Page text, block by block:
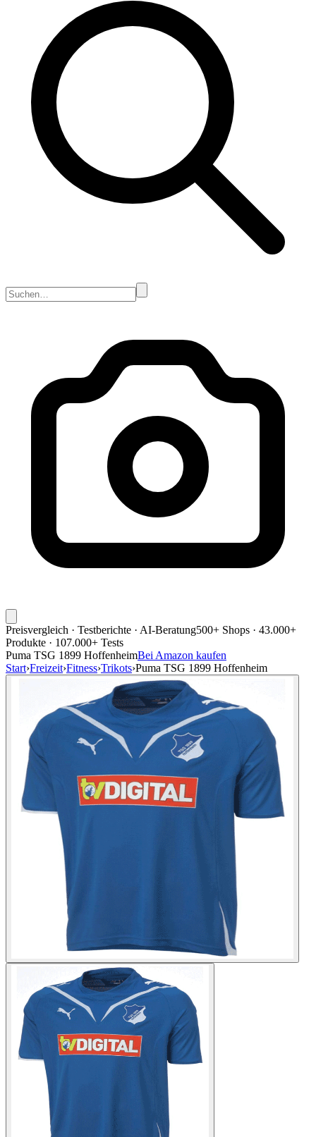
Preisvergleich · Testberichte · AI-Beratung500+ Shops · 43.000+
Produkte · 107.000+ Tests
Puma TSG 1899 HoffenheimBei Amazon kaufen
Start›Freizeit›Fitness›Trikots›Puma TSG 1899 Hoffenheim